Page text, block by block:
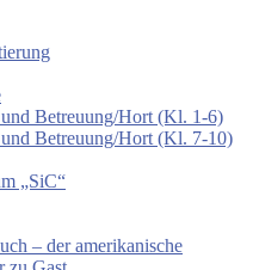
Betreuung/Hort (Kl. 1-6)
Betreuung/Hort (Kl. 7-10)
„SiC“
– der amerikanische